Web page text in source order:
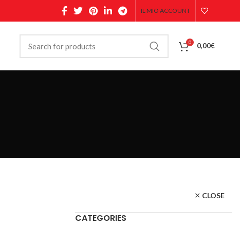
IL MIO ACCOUNT
0 0,00€
CLOSE
CATEGORIES